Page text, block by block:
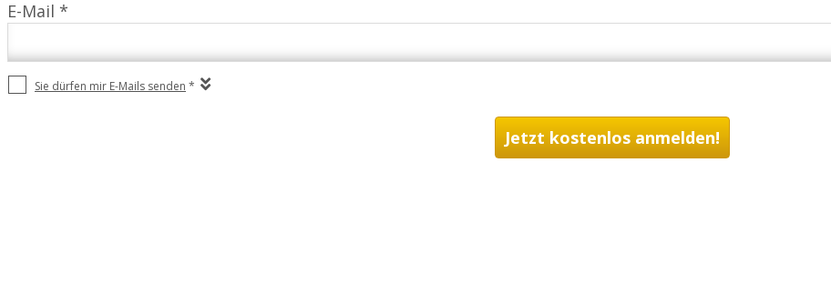
E-Mail *
Sie dürfen mir E-Mails senden *
Jetzt kostenlos anmelden!